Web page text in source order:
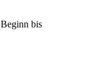
Beginn bis